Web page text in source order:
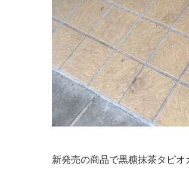
新発売の商品で黒糖抹茶タピオ